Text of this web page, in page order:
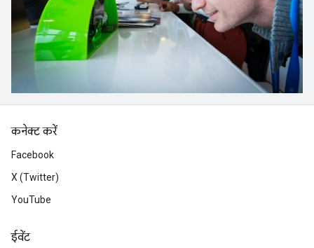
कनेक्ट करें
Facebook
X (Twitter)
YouTube
ईवेंट